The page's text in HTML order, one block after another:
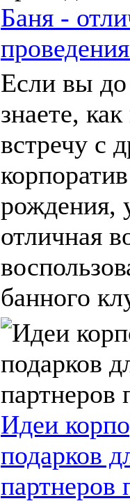
Баня -
Если вы
знаете,
встречу с
рождения,
отличная
банного
Идеи
подарков
партнеров